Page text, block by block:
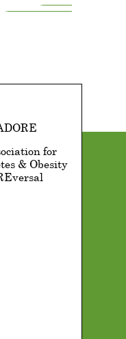
for
& Obesity